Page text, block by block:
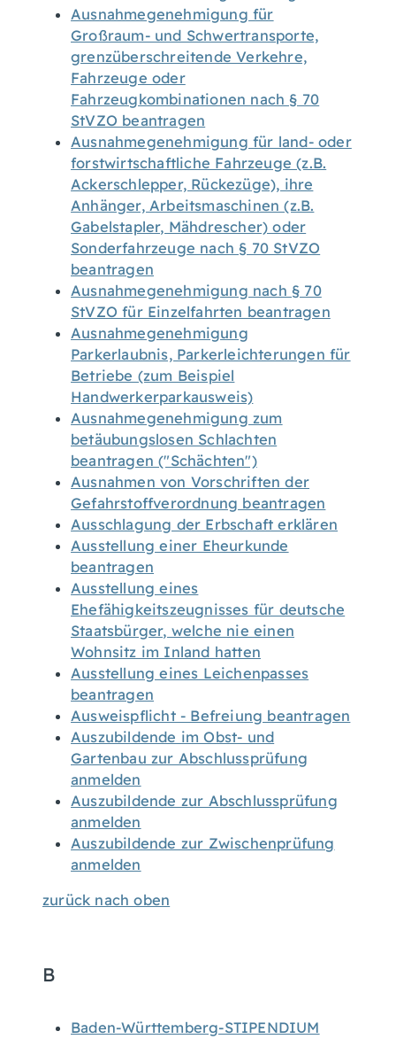
Ausnahmegenehmigung für
Großraum- und Schwertransporte,
grenzüberschreitende Verkehre,
Fahrzeuge oder
Fahrzeugkombinationen nach § 70
StVZO beantragen
Ausnahmegenehmigung für land- oder
forstwirtschaftliche Fahrzeuge (z.B.
Ackerschlepper, Rückezüge), ihre
Anhänger, Arbeitsmaschinen (z.B.
Gabelstapler, Mähdrescher) oder
Sonderfahrzeuge nach § 70 StVZO
beantragen
Ausnahmegenehmigung nach § 70
StVZO für Einzelfahrten beantragen
Ausnahmegenehmigung
Parkerlaubnis, Parkerleichterungen für
Betriebe (zum Beispiel
Handwerkerparkausweis)
Ausnahmegenehmigung zum
betäubungslosen Schlachten
beantragen ("Schächten")
Ausnahmen von Vorschriften der
Gefahrstoffverordnung beantragen
Ausschlagung der Erbschaft erklären
Ausstellung einer Eheurkunde
beantragen
Ausstellung eines
Ehefähigkeitszeugnisses für deutsche
Staatsbürger, welche nie einen
Wohnsitz im Inland hatten
Ausstellung eines Leichenpasses
beantragen
Ausweispflicht - Befreiung beantragen
Auszubildende im Obst- und
Gartenbau zur Abschlussprüfung
anmelden
Auszubildende zur Abschlussprüfung
anmelden
Auszubildende zur Zwischenprüfung
anmelden
zurück nach oben
B
Baden-Württemberg-STIPENDIUM